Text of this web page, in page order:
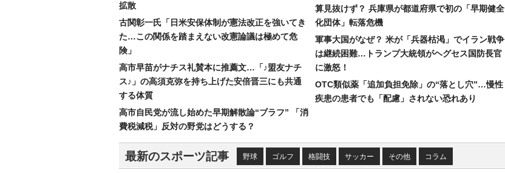
拡散
古関彰一氏「日米安保体制が憲法改正を強いてき
た…この関係を踏まえない改憲論議は極めて危
険」
高市早苗がナチス礼賛本に推薦文…「♪盟友ナチ
ス♪」の高須克弥を持ち上げた安倍晋三にも共通
する体質
高市自民党が流し始めた早期解散論“ブラフ” 「消
費税減税」反対の野党はどうする？
算見抜けず？ 兵庫県が都道府県で初の「早期健全
化団体」転落危機
軍事大国がなぜ？ 米が「兵器枯渇」でイラン戦争
は継続困難…トランプ大統領がヘグセス国防長官
に激怒！
OTC類似薬「追加負担免除」の“落とし穴”…慢性
疾患の患者でも「配慮」されない恐れあり
最新のスポーツ記事 野球 ゴルフ 格闘技 サッカー その他 コラム